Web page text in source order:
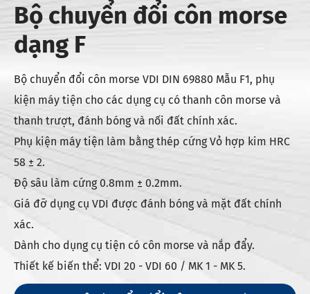
Bộ chuyển đổi côn morse
dạng F
Bộ chuyển đổi côn morse VDI DIN 69880 Mẫu F1, phụ
kiện máy tiện cho các dụng cụ có thanh côn morse và
thanh trượt, đánh bóng và nối đất chính xác.
Phụ kiện máy tiện làm bằng thép cứng Vỏ hợp kim HRC
58 ± 2.
Độ sâu làm cứng 0.8mm ± 0.2mm.
Giá đỡ dụng cụ VDI được đánh bóng và mặt đất chính
xác.
Dành cho dụng cụ tiện có côn morse và nắp đẩy.
Thiết kế biến thể: VDI 20 - VDI 60 / MK 1 - MK 5.